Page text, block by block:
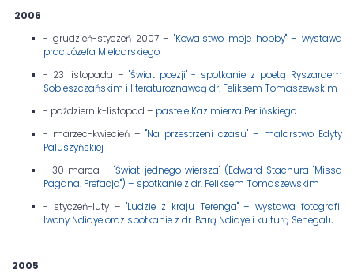
2006
- grudzień-styczeń 2007 – "Kowalstwo moje hobby" – wystawa
prac Józefa Mielcarskiego
- 23 listopada – "Świat poezji" - spotkanie z poetą Ryszardem
Sobieszczańskim i literaturoznawcą dr. Feliksem Tomaszewskim
- październik-listopad – pastele Kazimierza Perlińskiego
- marzec-kwiecień – "Na przestrzeni czasu" – malarstwo Edyty
Paluszyńskiej
- 30 marca –"Świat jednego wiersza" (Edward Stachura "Missa
Pagana. Prefacja") – spotkanie z dr. Feliksem Tomaszewskim
- styczeń-luty –"Ludzie z kraju Terenga" – wystawa fotografii
Iwony Ndiaye oraz spotkanie z dr. Barą Ndiaye i kulturą Senegalu
2005